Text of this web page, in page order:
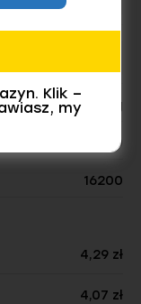
0.09 kg
200
16200
4,29 zł
4,07 zł
Klik –
my